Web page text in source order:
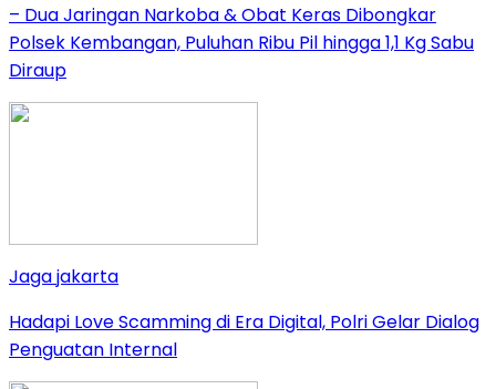
– Dua Jaringan Narkoba & Obat Keras Dibongkar
Polsek Kembangan, Puluhan Ribu Pil hingga 1,1 Kg Sabu
Diraup
Jaga jakarta
Hadapi Love Scamming di Era Digital, Polri Gelar Dialog
Penguatan Internal